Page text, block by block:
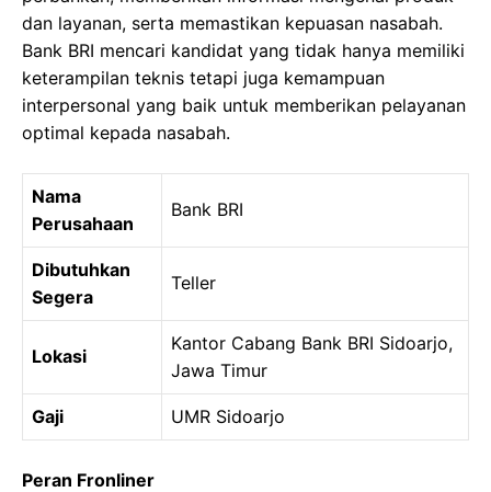
dan layanan, serta memastikan kepuasan nasabah.
Bank BRI mencari kandidat yang tidak hanya memiliki
keterampilan teknis tetapi juga kemampuan
interpersonal yang baik untuk memberikan pelayanan
optimal kepada nasabah.
Nama
Perusahaan
Bank BRI
Dibutuhkan
Segera
Teller
Lokasi
Kantor Cabang Bank BRI Sidoarjo,
Jawa Timur
Gaji UMR Sidoarjo
Peran Fronliner